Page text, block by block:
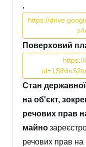
,
https://
Поверховий
Стан державної
на об'єкт,
речових прав
майно
речових прав